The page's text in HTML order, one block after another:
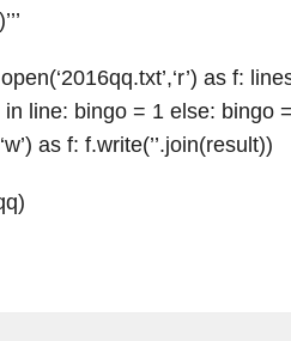
as f:
line: bingo = 1 else: bingo
as f: f.write(’’.join(result))